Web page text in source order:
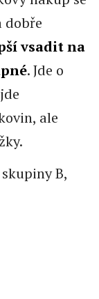
dobře
vsadit na
. Jde o
ale
B,